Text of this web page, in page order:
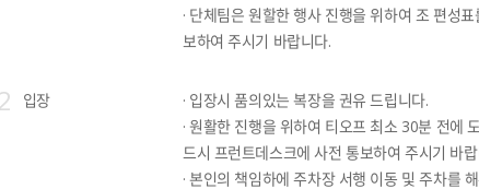
· 단체팀은 원할한 행사 진행을 위하여 조 편
보하여 주시기 바랍니다.
입장
· 입장시 품의있는 복장을 권유 드립니다.
· 원활한 진행을 위하여 티오프 최소 30분 전에
드시 프런트데스크에 사전 통보하여 주시기 바
· 본인의 책임하에 주차장 서행 이동 및 주차를